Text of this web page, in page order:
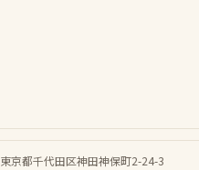
東京都千代田区神田神保町2-24-3